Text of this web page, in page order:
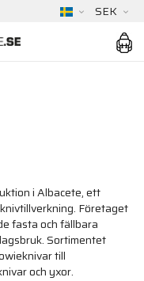
SEK
i Albacete, ett
Företaget
fasta och fällbara
Sortimentet
till
och yxor.